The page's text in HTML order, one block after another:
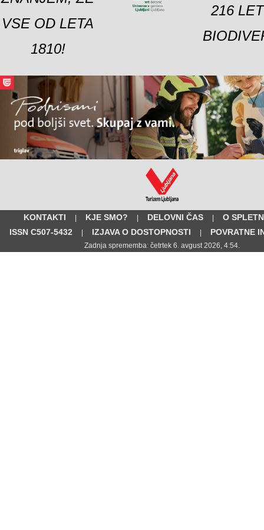
VSE OD LETA
1810!
216
KONTAKTI | KJE SMO? | DELOVNI ČAS |
O
ISSN C507-5432
| IZJAVA O DOSTOPNOSTI | POVRATNE
Zadnja sprememba: četrtek 6. avgust 2026, 4:54.